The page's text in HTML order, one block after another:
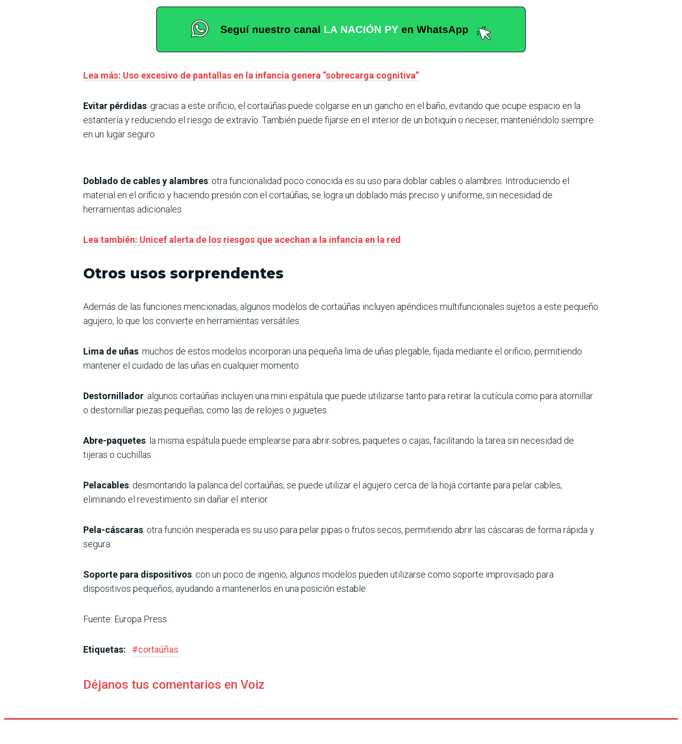
Lea más: Uso excesivo de pantallas en la infancia genera “sobrecarga cognitiva”
Evitar pérdidas: gracias a este orificio, el cortaúñas puede colgarse en un gancho en el baño, evitando que ocupe espacio en la
estantería y reduciendo el riesgo de extravío. También puede fijarse en el interior de un botiquín o neceser, manteniéndolo siempre
en un lugar seguro.
Doblado de cables y alambres: otra funcionalidad poco conocida es su uso para doblar cables o alambres. Introduciendo el
material en el orificio y haciendo presión con el cortaúñas, se logra un doblado más preciso y uniforme, sin necesidad de
herramientas adicionales.
Lea también: Unicef alerta de los riesgos que acechan a la infancia en la red
Otros usos sorprendentes
Además de las funciones mencionadas, algunos modelos de cortaúñas incluyen apéndices multifuncionales sujetos a este pequeño
agujero, lo que los convierte en herramientas versátiles.
Lima de uñas: muchos de estos modelos incorporan una pequeña lima de uñas plegable, fijada mediante el orificio, permitiendo
mantener el cuidado de las uñas en cualquier momento.
Destornillador: algunos cortaúñas incluyen una mini espátula que puede utilizarse tanto para retirar la cutícula como para atornillar
o destornillar piezas pequeñas, como las de relojes o juguetes.
Abre-paquetes: la misma espátula puede emplearse para abrir sobres, paquetes o cajas, facilitando la tarea sin necesidad de
tijeras o cuchillas.
Pelacables: desmontando la palanca del cortaúñas, se puede utilizar el agujero cerca de la hoja cortante para pelar cables,
eliminando el revestimiento sin dañar el interior.
Pela-cáscaras: otra función inesperada es su uso para pelar pipas o frutos secos, permitiendo abrir las cáscaras de forma rápida y
segura.
Soporte para dispositivos: con un poco de ingenio, algunos modelos pueden utilizarse como soporte improvisado para
dispositivos pequeños, ayudando a mantenerlos en una posición estable.
Fuente: Europa Press.
Etiquetas: #cortaúñas
Déjanos tus comentarios en Voiz